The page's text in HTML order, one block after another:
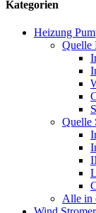
Kategorien
Heizung
Quelle
Quelle
Alle in